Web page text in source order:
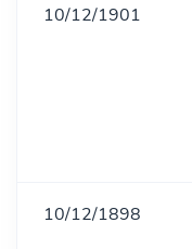
10/12/1901
10/12/1898